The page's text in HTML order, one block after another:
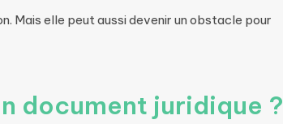
Mais elle peut aussi devenir un obstacle pour
document juridique ?